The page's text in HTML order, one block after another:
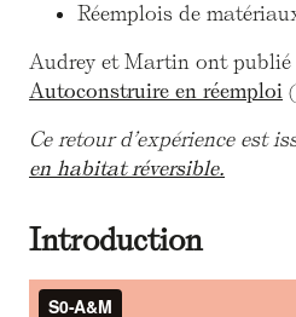
Réemplois de
Audrey et Martin ont
Autoconstruire en réemploi
Ce retour d’expérience est
en habitat réversible.
Introduction